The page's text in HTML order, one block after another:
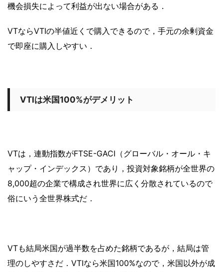
機会損失によって利益が出ない場合がある．
VTならVTIの半値近くで購入できるので，手元の余剰資金
で即座に購入しやすい．
VTIは米国100%がデメリット
VTは，連動指数がFTSE-GACI（グローバル・オール・キ
ャップ・インデックス）であり，投資対象銘柄が全世界の
8,000超の企業で構成され世界に広く分散されているので
俗にいう全世界株式だ．
VTも結局米国が過半数を占めた銘柄であるが，結局は管
理のしやすさだ．VTIなら米国100%なので，米国以外が成